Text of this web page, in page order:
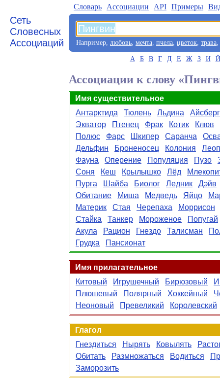
Сеть
Словесных
Ассоциаций
Словарь Aссоциации API Примеры
Например, любовь, мечта, пчела, цветок, трава,
А Б В Г Д Е Ж З И Й
Ассоциации к слову
Имя существительное
Антарктида
Тюлень Льдина
Айсберг
Экватор
Птенец Фрак Котик
Клюв
Полюс
Фарс Шкипер Саранча
Дельфин
Броненосец Колония
Фауна
Оперение Популяция Пузо
Соня
Кеш Крылышко Лёд
Пурга
Шайба Биолог Ледник
Дэйв
Обитание
Миша Медведь Яйцо
Материк
Стая Черепаха
Моррисон
Стайка
Танкер Мороженое
Попугай
Акула
Рацион Гнездо Талисман
Грудка
Пансионат
Имя прилагательное
Китовый
Игрушечный Бирюзовый
Плюшевый
Полярный Хоккейный
Неоновый
Превеликий Королевский
Глагол
Гнездиться
Нырять Ковылять
Обитать
Размножаться Водиться
Заморозить